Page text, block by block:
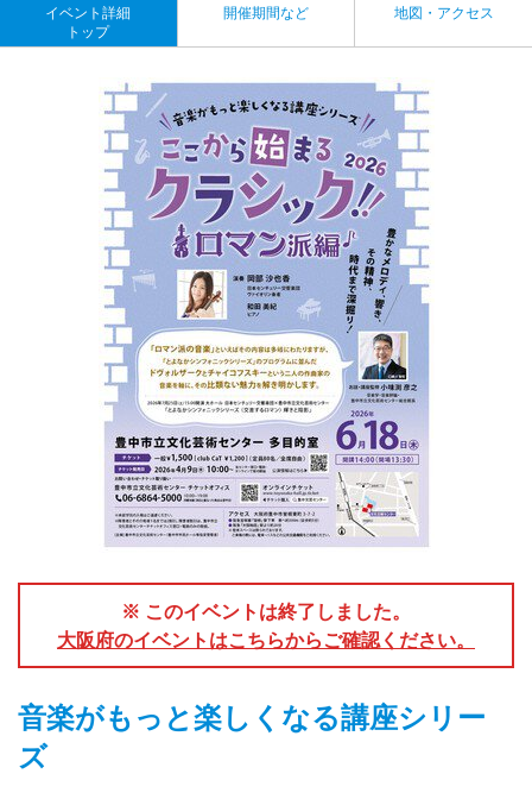
イベント詳細
トップ
開催期間など 地図・アクセス
※ このイベントは終了しました。
大阪府のイベントはこちらからご確認ください。
音楽がもっと楽しくなる講座シリー
ズ